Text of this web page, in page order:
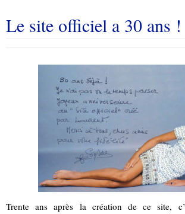
Le site officiel a 30 ans !
Trente ans après la création de ce site,